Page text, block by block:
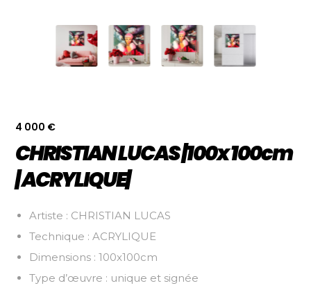
4 000 €
CHRISTIAN LUCAS |100x 100cm
| ACRYLIQUE|
Artiste : CHRISTIAN LUCAS
Technique : ACRYLIQUE
Dimensions : 100x100cm
Type d’œuvre : unique et signée